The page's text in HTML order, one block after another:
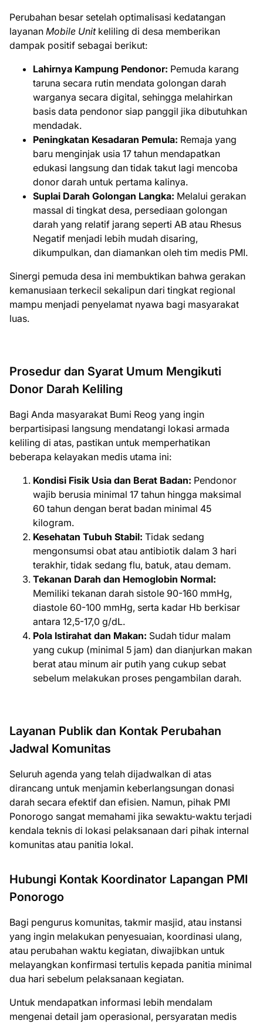
Perubahan besar setelah optimalisasi kedatangan
layanan Mobile Unitkeliling di desa memberikan
dampak positif sebagai berikut:
Lahirnya Kampung Pendonor: Pemuda karang
taruna secara rutin mendata golongan darah
warganya secara digital, sehingga melahirkan
basis data pendonor siap panggil jika dibutuhkan
mendadak.
Peningkatan Kesadaran Pemula: Remaja yang
baru menginjak usia 17 tahun mendapatkan
edukasi langsung dan tidak takut lagi mencoba
donor darah untuk pertama kalinya.
Suplai Darah Golongan Langka: Melalui gerakan
massal di tingkat desa, persediaan golongan
darah yang relatif jarang seperti AB atau Rhesus
Negatif menjadi lebih mudah disaring,
dikumpulkan, dan diamankan oleh tim medis PMI.
Sinergi pemuda desa ini membuktikan bahwa gerakan
kemanusiaan terkecil sekalipun dari tingkat regional
mampu menjadi penyelamat nyawa bagi masyarakat
luas.
Prosedur dan Syarat Umum Mengikuti
Donor Darah Keliling
Bagi Anda masyarakat Bumi Reog yang ingin
berpartisipasi langsung mendatangi lokasi armada
keliling di atas, pastikan untuk memperhatikan
beberapa kelayakan medis utama ini:
Kondisi Fisik Usia dan Berat Badan: Pendonor
wajib berusia minimal 17 tahun hingga maksimal
60 tahun dengan berat badan minimal 45
kilogram.
Kesehatan Tubuh Stabil: Tidak sedang
mengonsumsi obat atau antibiotik dalam 3 hari
terakhir, tidak sedang flu, batuk, atau demam.
Tekanan Darah dan Hemoglobin Normal:
Memiliki tekanan darah sistole 90-160 mmHg,
diastole 60-100 mmHg, serta kadar Hb berkisar
antara 12,5-17,0 g/dL.
Pola Istirahat dan Makan: Sudah tidur malam
yang cukup (minimal 5 jam) dan dianjurkan makan
berat atau minum air putih yang cukup sebat
sebelum melakukan proses pengambilan darah.
Layanan Publik dan Kontak Perubahan
Jadwal Komunitas
Seluruh agenda yang telah dijadwalkan di atas
dirancang untuk menjamin keberlangsungan donasi
darah secara efektif dan efisien. Namun, pihak PMI
Ponorogo sangat memahami jika sewaktu-waktu terjadi
kendala teknis di lokasi pelaksanaan dari pihak internal
komunitas atau panitia lokal.
Hubungi Kontak Koordinator Lapangan PMI
Ponorogo
Bagi pengurus komunitas, takmir masjid, atau instansi
yang ingin melakukan penyesuaian, koordinasi ulang,
atau perubahan waktu kegiatan, diwajibkan untuk
melayangkan konfirmasi tertulis kepada panitia minimal
dua hari sebelum pelaksanaan kegiatan.
Untuk mendapatkan informasi lebih mendalam
mengenai detail jam operasional, persyaratan medis